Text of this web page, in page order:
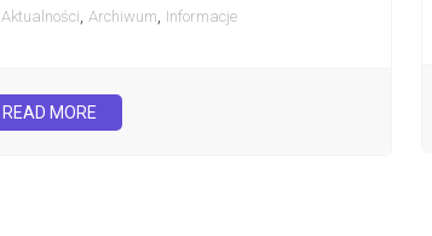
Aktualności, Archiwum, Informacje
READ MORE